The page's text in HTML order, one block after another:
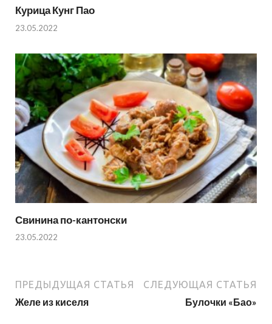
Курица Кунг Пао
23.05.2022
Свинина по-кантонски
23.05.2022
ПРЕДЫДУЩАЯ СТАТЬЯ
Желе из киселя
СЛЕДУЮЩАЯ СТАТЬЯ
Булочки «Бао»